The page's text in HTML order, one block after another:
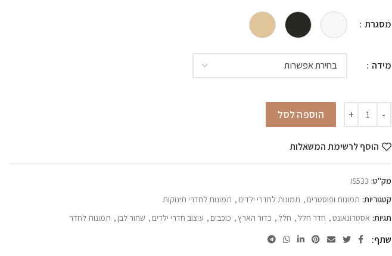
מסגרת
מידה
כמות של תמונות לחדר ילדים הרפתקה בחלל
הוספה לסל
הוסף לרשימת המשאלות
מק"ט: IS533
קטגוריות: תמונות ופוסטרים , תמונות לחדרי ילדים , תמונות לחדרי תינוקות
תגיות: אסטרונאונט, חדר חלל , חלל , כדור הארץ, כוכבים , עיצוב חדרי ילדים , שחור לבן, תמונות לחדר
שתף